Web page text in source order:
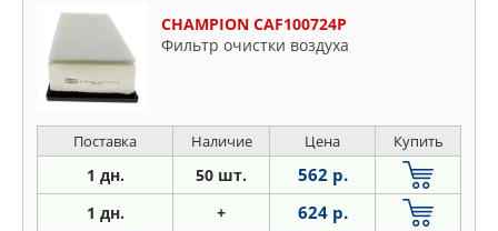
CHAMPION CAF100724P
Фильтр очистки воздуха
Поставка Наличие Цена Купить
1 дн. 50 шт. 562 р.
1 дн. + 624 р.